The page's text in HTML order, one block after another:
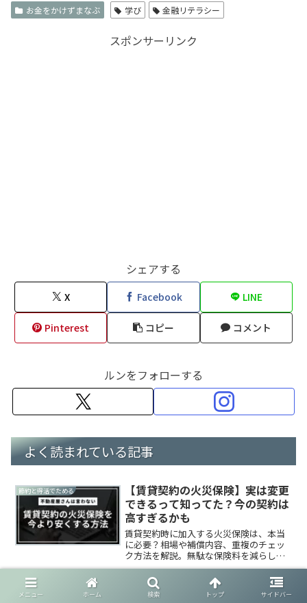
お金をかけずまなぶ 学び 金融リテラシー
スポンサーリンク
シェアする
X Facebook LINE
Pinterest コピー コメント
ルンをフォローする
よく読まれている記事
節約と得活でためる
【賃貸契約の火災保険】実は変更
できるって知ってた？今の契約は
高すぎるかも
賃貸契約時に加入する火災保険は、本当
に必要？相場や補償内容、重複のチェッ
ク方法を解説。無駄な保険料を減らして
節約につなげましょう。
お金をかけずまなぶ
【信用情報】ローン審査に落ちた
メニュー ホーム 検索 トップ サイドバー